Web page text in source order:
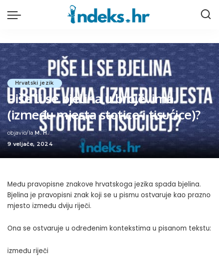
Hrvatski jezik
Piše li se bjelina u brojevima
(između mjesta stotice i tisućice)?
Posted
by
objavio/la M. H.
9 veljače, 2024
Među pravopisne znakove hrvatskoga jezika spada bjelina.
Bjelina je pravopisni znak koji se u pismu ostvaruje kao prazno
mjesto između dviju riječi.
Ona se ostvaruje u određenim kontekstima u pisanom tekstu:
između riječi